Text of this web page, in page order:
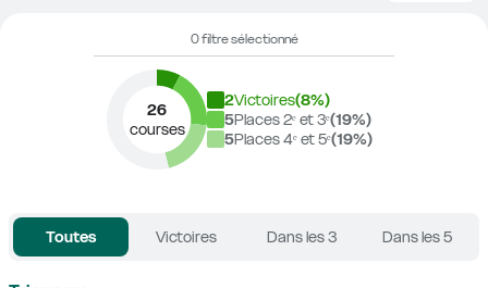
0 filtre sélectionné
26
courses
2Victoires(8%)
5Places 2ᵉ et 3ᵉ(19%)
5Places 4ᵉ et 5ᵉ(19%)
Toutes Victoires Dans les 3 Dans les 5